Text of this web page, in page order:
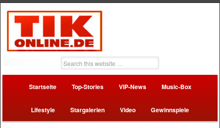
Startseite Top-Stories VIP-News Music-Box
Lifestyle Stargalerien Video Gewinnspiele